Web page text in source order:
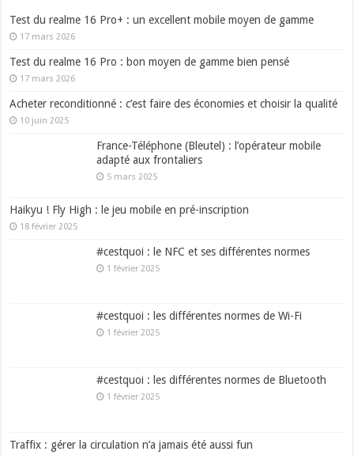
Test du realme 16 Pro+ : un excellent mobile moyen de gamme
17 mars 2026
Test du realme 16 Pro : bon moyen de gamme bien pensé
17 mars 2026
Acheter reconditionné : c’est faire des économies et choisir la qualité
10 juin 2025
France-Téléphone (Bleutel) : l’opérateur mobile
adapté aux frontaliers
5 mars 2025
Haikyu ! Fly High : le jeu mobile en pré-inscription
18 février 2025
#cestquoi : le NFC et ses différentes normes
1 février 2025
#cestquoi : les différentes normes de Wi-Fi
1 février 2025
#cestquoi : les différentes normes de Bluetooth
1 février 2025
Traffix : gérer la circulation n’a jamais été aussi fun